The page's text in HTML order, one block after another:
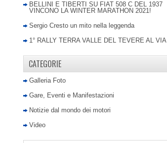
BELLINI E TIBERTI SU FIAT 508 C DEL 1937
VINCONO LA WINTER MARATHON 2021!
Sergio Cresto un mito nella leggenda
1° RALLY TERRA VALLE DEL TEVERE AL VIA
CATEGORIE
Galleria Foto
Gare, Eventi e Manifestazioni
Notizie dal mondo dei motori
Video